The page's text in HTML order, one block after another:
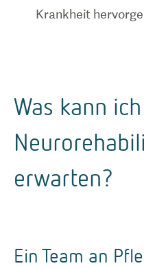
Krankheit
Was kann
erwarten?
Ein Team an